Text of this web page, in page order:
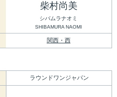
柴村尚美
シバムラナオミ
SHIBAMURA NAOMI
関西・西
ラウンドワンジャパン